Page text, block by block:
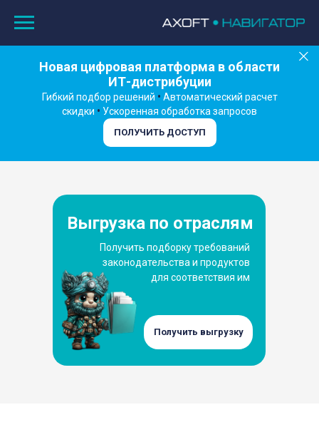
Новая цифровая платформа в области
ИТ-дистрибуции
Гибкий подбор решений • Автоматический расчет
скидки • Ускоренная обработка запросов
ПОЛУЧИТЬ ДОСТУП
Выгрузка по отраслям
Получить подборку требований
законодательства и продуктов
для соответствия им
Получить выгрузку